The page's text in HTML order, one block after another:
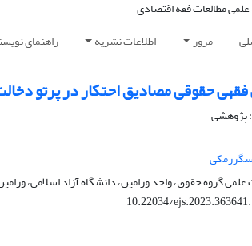
مرور اطلاعات نشریه راهنمای
حقوقی مصادیق احتکار در پرتو
: پژوهشی
گروه حقوق، واحد ورامین، دانشگاه آزاد اسلامی،
10.22034/